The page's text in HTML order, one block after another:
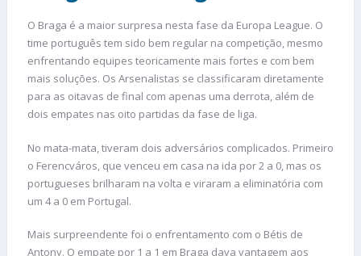
O Braga é a maior surpresa nesta fase da Europa League. O
time português tem sido bem regular na competição, mesmo
enfrentando equipes teoricamente mais fortes e com bem
mais soluções. Os Arsenalistas se classificaram diretamente
para as oitavas de final com apenas uma derrota, além de
dois empates nas oito partidas da fase de liga.
No mata-mata, tiveram dois adversários complicados. Primeiro
o Ferencváros, que venceu em casa na ida por 2 a 0, mas os
portugueses brilharam na volta e viraram a eliminatória com
um 4 a 0 em Portugal.
Mais surpreendente foi o enfrentamento com o Bétis de
Antony. O empate por 1 a 1 em Braga dava vantagem aos